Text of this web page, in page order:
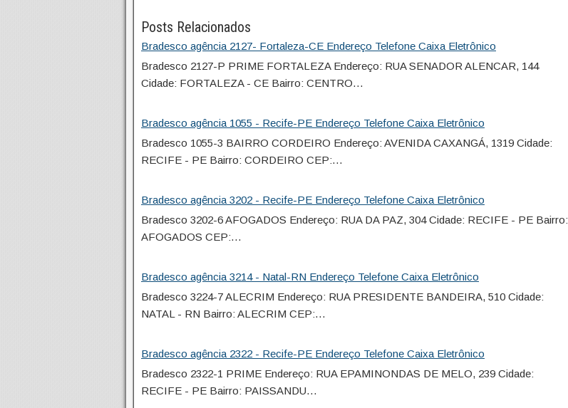
Posts Relacionados
Bradesco agência 2127- Fortaleza-CE Endereço Telefone Caixa Eletrônico
Bradesco 2127-P PRIME FORTALEZA Endereço: RUA SENADOR ALENCAR, 144
Cidade: FORTALEZA - CE Bairro: CENTRO…
Bradesco agência 1055 - Recife-PE Endereço Telefone Caixa Eletrônico
Bradesco 1055-3 BAIRRO CORDEIRO Endereço: AVENIDA CAXANGÁ, 1319 Cidade:
RECIFE - PE Bairro: CORDEIRO CEP:…
Bradesco agência 3202 - Recife-PE Endereço Telefone Caixa Eletrônico
Bradesco 3202-6 AFOGADOS Endereço: RUA DA PAZ, 304 Cidade: RECIFE - PE Bairro:
AFOGADOS CEP:…
Bradesco agência 3214 - Natal-RN Endereço Telefone Caixa Eletrônico
Bradesco 3224-7 ALECRIM Endereço: RUA PRESIDENTE BANDEIRA, 510 Cidade:
NATAL - RN Bairro: ALECRIM CEP:…
Bradesco agência 2322 - Recife-PE Endereço Telefone Caixa Eletrônico
Bradesco 2322-1 PRIME Endereço: RUA EPAMINONDAS DE MELO, 239 Cidade:
RECIFE - PE Bairro: PAISSANDU…